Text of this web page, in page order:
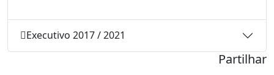
Executivo 2017 / 2021
Partilhar